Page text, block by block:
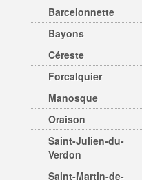
Barcelonnette
Bayons
Céreste
Forcalquier
Manosque
Oraison
Saint-Julien-du-
Verdon
Saint-Martin-de-